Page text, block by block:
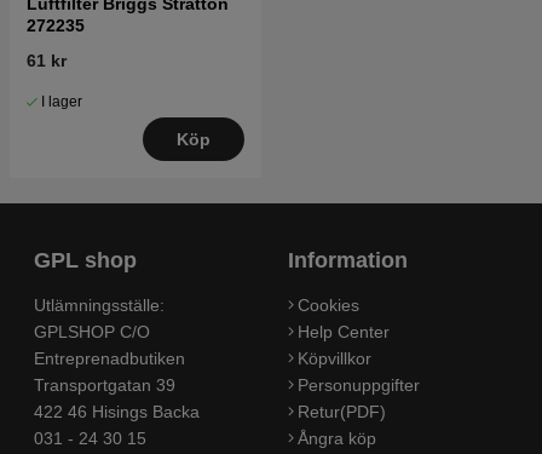
272235
61 kr
I lager
Köp
GPL shop
Utlämningsställe:
GPLSHOP C/O
Entreprenadbutiken
Transportgatan 39
422 46 Hisings Backa
031 - 24 30 15
Information
Cookies
Help Center
Köpvillkor
Personuppgifter
Retur(PDF)
Ångra köp